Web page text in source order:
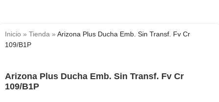
Inicio » Tienda » Arizona Plus Ducha Emb. Sin Transf. Fv Cr
109/B1P
Arizona Plus Ducha Emb. Sin Transf. Fv Cr
109/B1P